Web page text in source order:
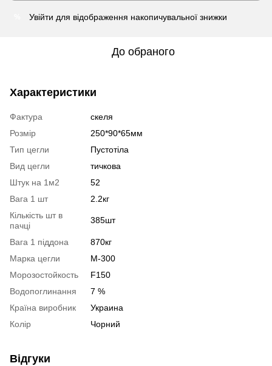
Увійти для відображення накопичувальної знижки
До обраного
Характеристики
Фактура
скеля
Розмір
250*90*65мм
Тип цегли
Пустотіла
Вид цегли
тичкова
Штук на 1м2
52
Вага 1 шт
2.2кг
Кількість шт в
пачці
385шт
Вага 1 піддона
870кг
Марка цегли
М-300
Морозостойкость
F150
Водопоглинання
7 %
Країна виробник
Украина
Колір
Чорний
Відгуки